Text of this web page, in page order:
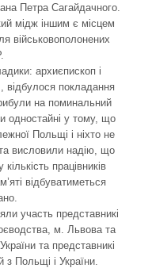
Петра Сагайдачного.
мідж іншим є місцем
військовополонених
архиєпископ і
відбулося покладання
на поминальний
одностайні у тому, що
Польщі і ніхто не
висловили надію, що
працівників
відбуватиметься
участь представникі
м. Львова та
та представникі
з Польщі і України.